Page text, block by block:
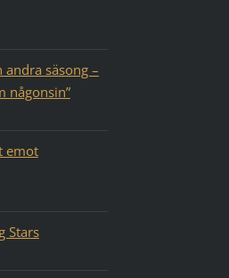
säsong –
någonsin”
emot
Stars